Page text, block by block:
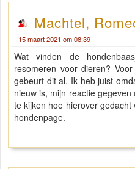
Machtel,
15 maart 2021 om 08:39
Wat vinden de
resomeren voor dieren? Voor
gebeurt dit al. Ik heb juist
nieuw is, mijn reactie gegeven
te kijken hoe hierover gedacht
hondenpage.